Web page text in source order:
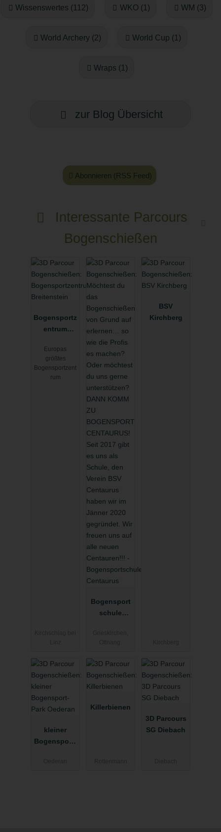
Wissenswertes (112) WKO (1) WM (3)
World Archery (2) World Cup (1)
Wraps (1)
zur Blog Übersicht
Abonnieren (RSS Feed)
Interessante Parcours
Bogenschießen
Bogensportz
entrum
Europas
größtes
Bogensportzent
rum
Bogensport
schule
BSV
Kirchberg
kleiner
Bogensport-
Killerbienen
3D Parcours
SG Diebach